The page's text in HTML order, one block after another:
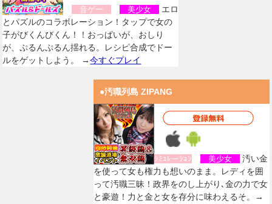
音ゲー 美少女
エロ
とパズルのコラボレーション！タップで女の
子がびくんびくん！！おっぱいが、おしり
が、ぷるんぷるん揺れる。レシピ合成でドー
ルをゲットしよう。 →今すぐプレイ
●汚職列島 ZIPANG
ｼﾐｭﾚーｼｮﾝ 美少女
汚い金
を使って女も権力も想いのまま。レディを囲
って汚職三昧！政界をのし上がり､金の力で女
と豪遊！力と金と女を存分に味わえるそ。→